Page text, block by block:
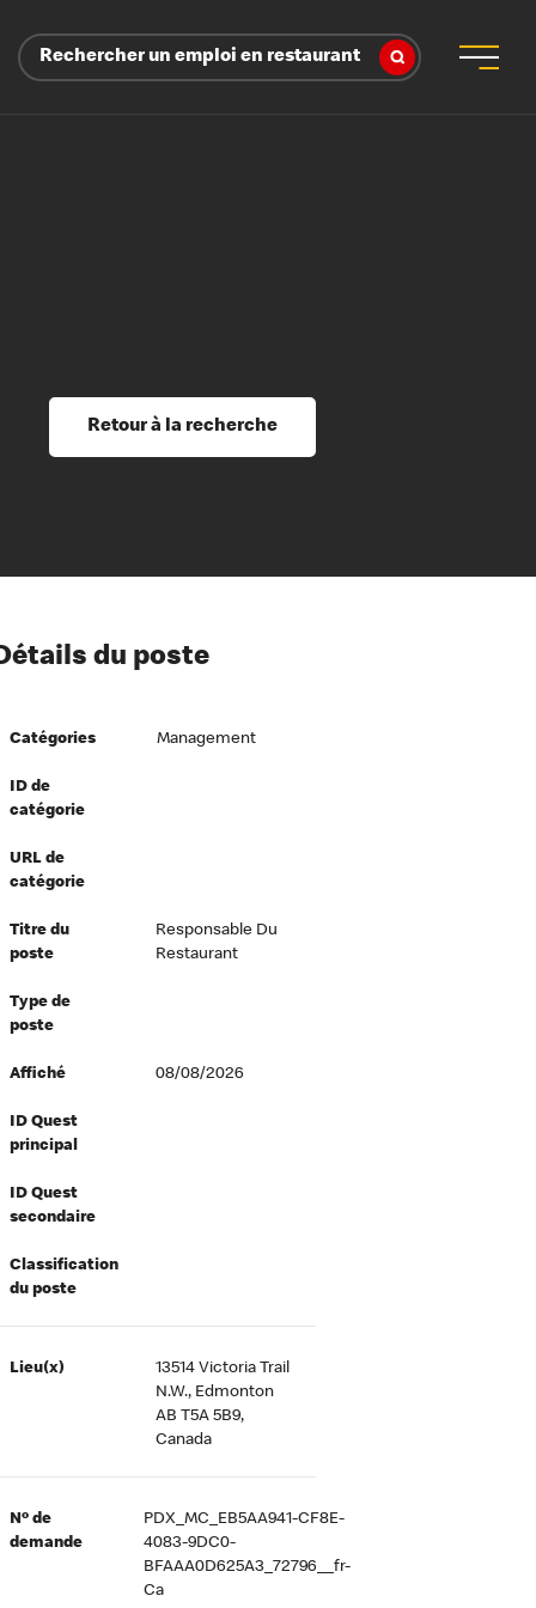
Rechercher un emploi en restaurant
et perfectionnement
du savoir
à l’égard de nos employés
directeurs
équité et inclusion
au travail
Retour à la recherche
du poste
Catégories Management
ID de
catégorie
URL de
catégorie
Titre du
poste
Responsable Du
Restaurant
Type de
poste
Affiché 08/08/2026
ID Quest
principal
ID Quest
secondaire
Classification
du poste
Lieu(x)
13514 Victoria Trail
N.W., Edmonton
AB T5A 5B9,
Canada
Nº de
demande
PDX_MC_EB5AA941-CF8E-
4083-9DC0-
BFAAA0D625A3_72796__fr-
Ca